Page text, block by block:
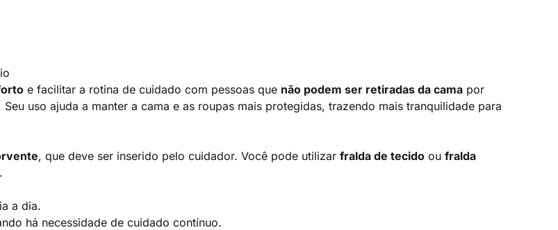
e facilitar a rotina de cuidado com pessoas que não podem ser retiradas da cama por
Seu uso ajuda a manter a cama e as roupas mais protegidas, trazendo mais tranquilidade para
, que deve ser inserido pelo cuidador. Você pode utilizar fralda de tecido ou fralda
a dia.
há necessidade de cuidado contínuo.